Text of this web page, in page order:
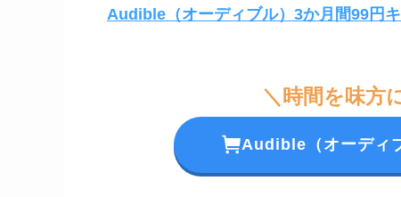
Audible（オーディブル）3か月間99円
＼時間を味方
Audible（オーディ